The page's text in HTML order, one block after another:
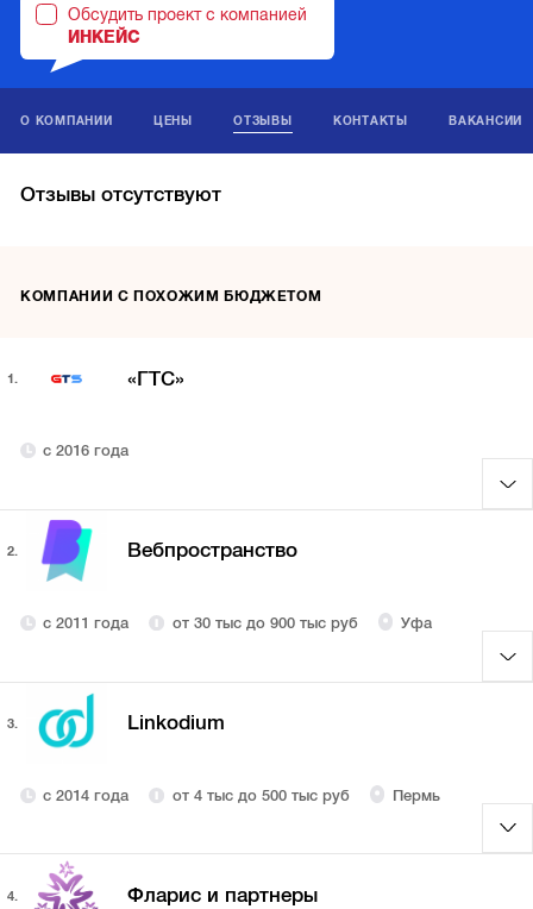
Обсудить проект с компанией
ИНКЕЙС
О КОМПАНИИ ЦЕНЫ ОТЗЫВЫ КОНТАКТЫ ВАКАНСИИ
Отзывы отсутствуют
КОМПАНИИ С ПОХОЖИМ БЮДЖЕТОМ
1. «ГТС»
с 2016 года
2. Вебпространство
с 2011 года от 30 тыс до 900 тыс руб Уфа
3. Linkodium
с 2014 года от 4 тыс до 500 тыс руб Пермь
4. Фларис и партнеры